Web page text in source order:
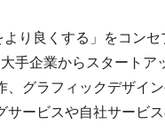
り良くする」をコン
手企業からスタートア
グラフィックデザイ
サービスや自社サービ